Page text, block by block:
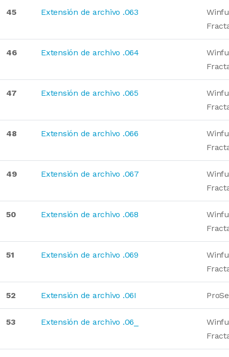
45 Extensión de archivo .063
46 Extensión de archivo .064
47 Extensión de archivo .065
48 Extensión de archivo .066
49 Extensión de archivo .067
50 Extensión de archivo .068
51 Extensión de archivo .069
52 Extensión de archivo .06I
53 Extensión de archivo .06_